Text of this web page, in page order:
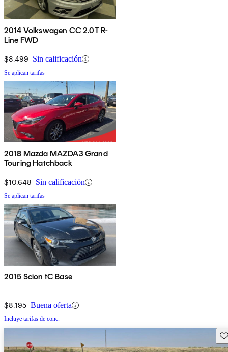
2014 Volkswagen CC 2.0T R-
Line FWD
$8,499 Sin calificación
Se aplican tarifas
2018 Mazda MAZDA3 Grand
Touring Hatchback
$10,648 Sin calificación
Se aplican tarifas
2015 Scion tC Base
$8,195 Buena oferta
Incluye tarifas de conc.